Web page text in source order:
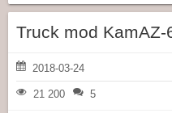
Truck mod KamAZ-
2018-03-24
21 200 5